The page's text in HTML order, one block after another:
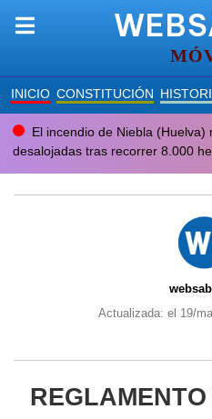
INICIO CONSTITUCIÓN
El incendio de Niebla
desalojadas tras recorrer 8.000
Actualizada: el 19/